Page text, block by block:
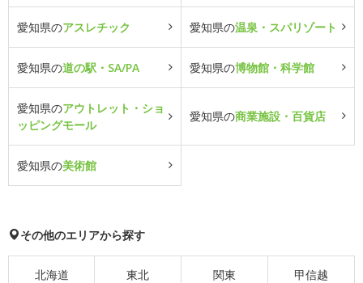
愛知県のアスレチック 愛知県の温泉・スパリゾート
愛知県の道の駅・SA/PA 愛知県の博物館・科学館
愛知県のアウトレット・ショ
ッピングモール
愛知県の商業施設・百貨店
愛知県の美術館
その他のエリアから探す
北海道 東北 関東 甲信越